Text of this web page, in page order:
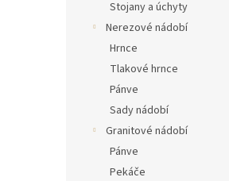
Stojany a úchyty
Nerezové nádobí
Hrnce
Tlakové hrnce
Pánve
Sady nádobí
Granitové nádobí
Pánve
Pekáče